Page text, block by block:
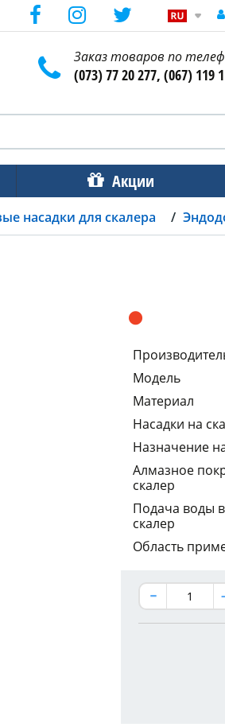
Заказ товаров по
(073) 77 20 277, (067) 119
Акции
насадки для скалера
Модель
Материал
Насадки на
Назначение
Алмазное
скалер
Подача воды
скалер
Область